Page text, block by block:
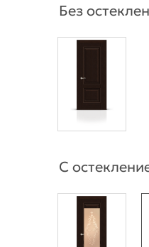
Без
С